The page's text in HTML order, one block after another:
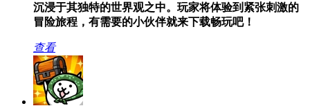
沉浸于其独特的世界观之中。玩家将体验到紧张刺激的
冒险旅程，有需要的小伙伴就来下载畅玩吧！
查看